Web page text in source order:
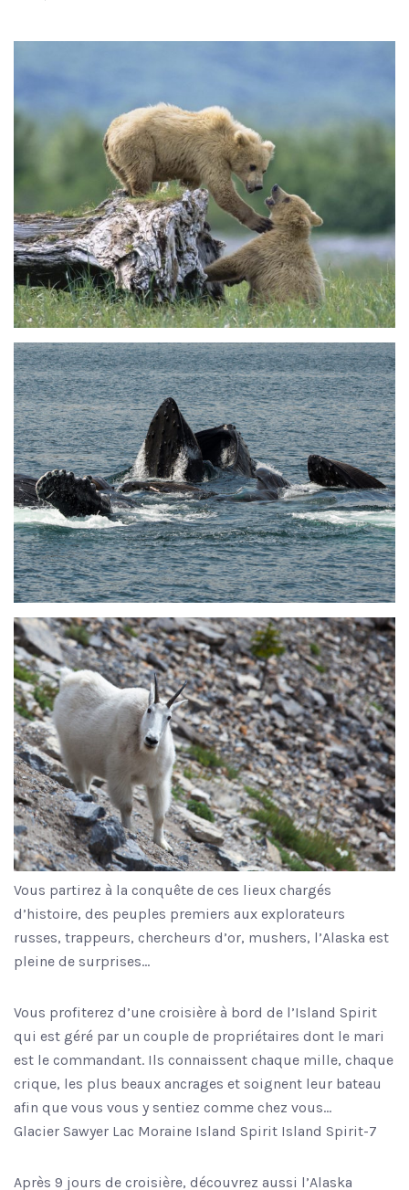
Vous partirez à la conquête de ces lieux chargés
d’histoire, des peuples premiers aux explorateurs
russes, trappeurs, chercheurs d’or, mushers, l’Alaska est
pleine de surprises…
Vous profiterez d’une croisière à bord de l’Island Spirit
qui est géré par un couple de propriétaires dont le mari
est le commandant. Ils connaissent chaque mille, chaque
crique, les plus beaux ancrages et soignent leur bateau
afin que vous vous y sentiez comme chez vous…
Glacier Sawyer Lac Moraine Island Spirit Island Spirit-7
Après 9 jours de croisière, découvrez aussi l’Alaska